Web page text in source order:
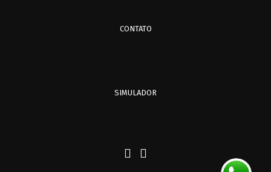
CONTATO
SIMULADOR